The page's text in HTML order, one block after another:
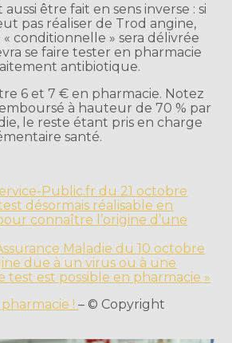
être fait en sens inverse : si
pas réaliser de Trod angine,
conditionnelle » sera délivrée
se faire tester en pharmacie
antibiotique.
6 et 7 € en pharmacie. Notez
à hauteur de 70 % par
le reste étant pris en charge
santé.
Public.fr du 21 octobre
désormais réalisable en
connaître l’origine d’une
Maladie du 10 octobre
due à un virus ou à une
test est possible en pharmacie »
pharmacie !– © Copyright